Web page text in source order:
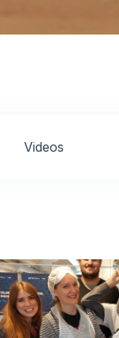
Videos